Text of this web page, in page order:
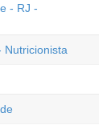
- RJ -
Nutricionista